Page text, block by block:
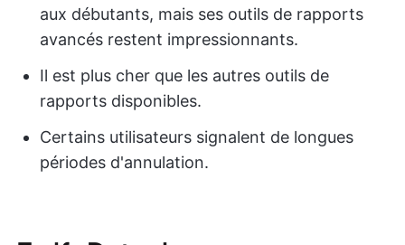
aux débutants, mais ses outils de rapports
avancés restent impressionnants.
Il est plus cher que les autres outils de
rapports disponibles.
Certains utilisateurs signalent de longues
périodes d'annulation.